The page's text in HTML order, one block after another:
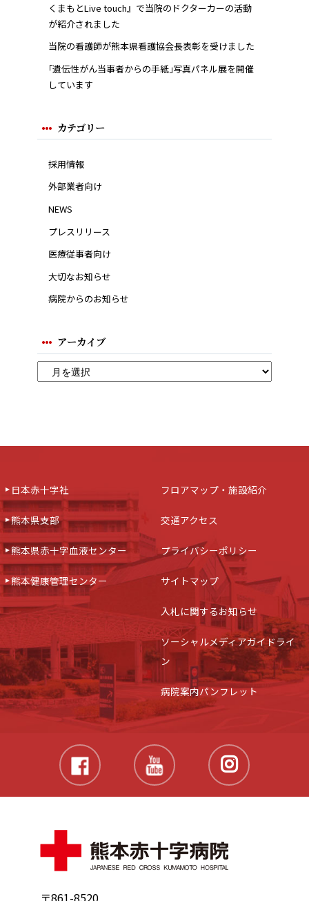
くまもとLive touch』で当院のドクターカーの活動
が紹介されました
当院の看護師が熊本県看護協会長表彰を受けました
｢遺伝性がん当事者からの手紙｣写真パネル展を開催
しています
カテゴリー
採用情報
外部業者向け
NEWS
プレスリリース
医療従事者向け
大切なお知らせ
病院からのお知らせ
アーカイブ
〒861-8520
日本赤十字社
熊本県支部
熊本県赤十字血液センター
熊本健康管理センター
フロアマップ・施設紹介
交通アクセス
プライバシーポリシー
サイトマップ
入札に関するお知らせ
ソーシャルメディアガイドライ
ン
病院案内パンフレット